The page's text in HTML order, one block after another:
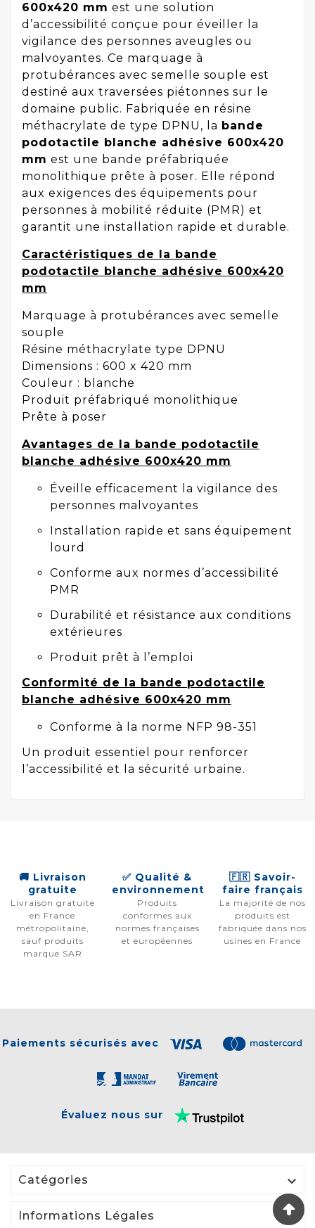
600x420 mm est une solution
d’accessibilité conçue pour éveiller la
vigilance des personnes aveugles ou
malvoyantes. Ce marquage à
protubérances avec semelle souple est
destiné aux traversées piétonnes sur le
domaine public. Fabriquée en résine
méthacrylate de type DPNU, la bande
podotactile blanche adhésive 600x420
mm est une bande préfabriquée
monolithique prête à poser. Elle répond
aux exigences des équipements pour
personnes à mobilité réduite (PMR) et
garantit une installation rapide et durable.
Caractéristiques de la bande
podotactile blanche adhésive 600x420
mm
Marquage à protubérances avec semelle
souple
Résine méthacrylate type DPNU
Dimensions : 600 x 420 mm
Couleur : blanche
Produit préfabriqué monolithique
Prête à poser
Avantages de la bande podotactile
blanche adhésive 600x420 mm
Éveille efficacement la vigilance des
personnes malvoyantes
Installation rapide et sans équipement
lourd
Conforme aux normes d’accessibilité
PMR
Durabilité et résistance aux conditions
extérieures
Produit prêt à l’emploi
Conformité de la bande podotactile
blanche adhésive 600x420 mm
Conforme à la norme NFP 98-351
Un produit essentiel pour renforcer
l’accessibilité et la sécurité urbaine.
🚚 Livraison
gratuite
Livraison gratuite
en France
métropolitaine,
sauf produits
marque SAR
✅ Qualité &
environnement
Produits
conformes aux
normes françaises
et européennes
🇫🇷 Savoir-
faire français
La majorité de nos
produits est
fabriquée dans nos
usines en France
Paiements sécurisés avec
Évaluez nous sur
Catégories 
Informations Légales 